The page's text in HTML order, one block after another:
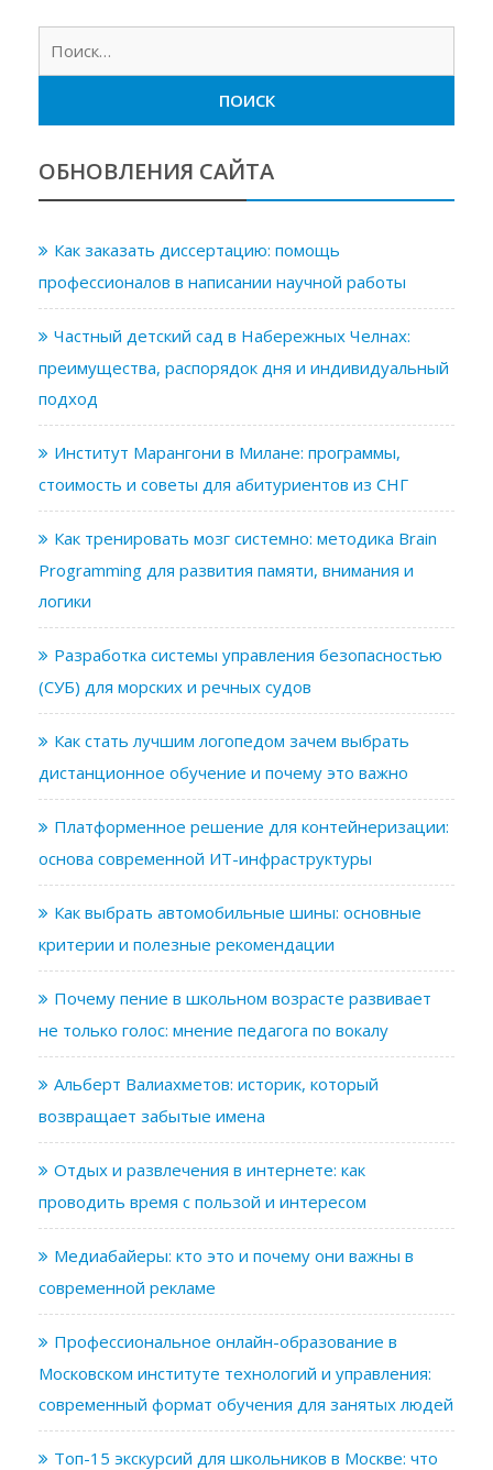
ОБНОВЛЕНИЯ САЙТА
Как заказать диссертацию: помощь
профессионалов в написании научной работы
Частный детский сад в Набережных Челнах:
преимущества, распорядок дня и индивидуальный
подход
Институт Марангони в Милане: программы,
стоимость и советы для абитуриентов из СНГ
Как тренировать мозг системно: методика Brain
Programming для развития памяти, внимания и
логики
Разработка системы управления безопасностью
(СУБ) для морских и речных судов
Как стать лучшим логопедом зачем выбрать
дистанционное обучение и почему это важно
Платформенное решение для контейнеризации:
основа современной ИТ-инфраструктуры
Как выбрать автомобильные шины: основные
критерии и полезные рекомендации
Почему пение в школьном возрасте развивает
не только голос: мнение педагога по вокалу
Альберт Валиахметов: историк, который
возвращает забытые имена
Отдых и развлечения в интернете: как
проводить время с пользой и интересом
Медиабайеры: кто это и почему они важны в
современной рекламе
Профессиональное онлайн-образование в
Московском институте технологий и управления:
современный формат обучения для занятых людей
Топ-15 экскурсий для школьников в Москве: что